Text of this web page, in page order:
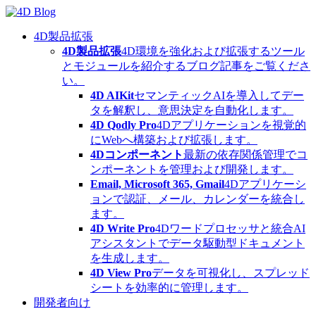
Skip
content4D製品拡張
4D製品拡張4D環境を強化および拡張するツール
とモジュールを紹介するブログ記事をご覧くださ
い。
4D AIKitセマンティックAIを導入してデー
タを解釈し、意思決定を自動化します。
4D Qodly Pro4Dアプリケーションを視覚的
にWebへ構築および拡張します。
4Dコンポーネント最新の依存関係管理でコ
ンポーネントを管理および開発します。
Email, Microsoft 365, Gmail4Dアプリケーシ
ョンで認証、メール、カレンダーを統合し
ます。
4D Write Pro4Dワードプロセッサと統合AI
アシスタントでデータ駆動型ドキュメント
を生成します。
4D View Proデータを可視化し、スプレッド
シートを効率的に管理します。
開発者向け